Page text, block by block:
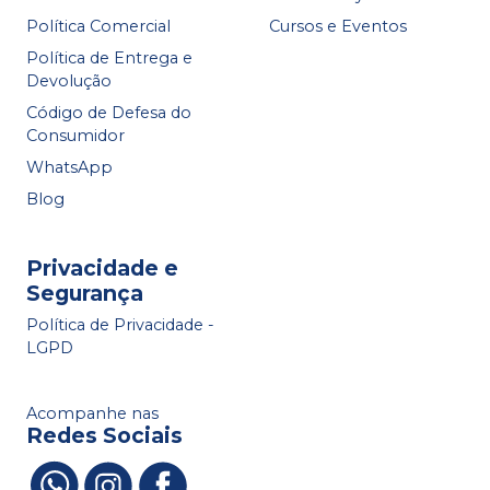
Política Comercial
Política de Entrega e
Devolução
Código de Defesa do
Consumidor
WhatsApp
Blog
Cursos e Eventos
Privacidade e
Segurança
Política de Privacidade -
LGPD
Acompanhe nas
Redes Sociais